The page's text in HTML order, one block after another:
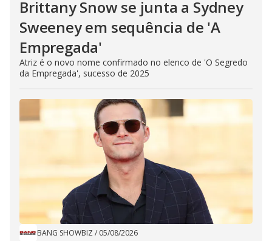
Brittany Snow se junta a Sydney
Sweeney em sequência de ​'A
Empregada​'
Atriz é o novo nome confirmado no elenco de 'O Segredo
da Empregada', sucesso de 2025
BANG SHOWBIZ / 05/08/2026